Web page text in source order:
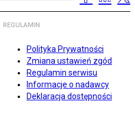
REGULAMIN
Polityka Prywatności
Zmiana ustawień zgód
Regulamin serwisu
Informacje o nadawcy
Deklaracja dostępności